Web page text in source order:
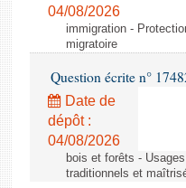
04/08/2026
immigration -
migratoire
Question écrite n°
Date de
dépôt :
04/08/2026
bois et forêts -
traditionnels et